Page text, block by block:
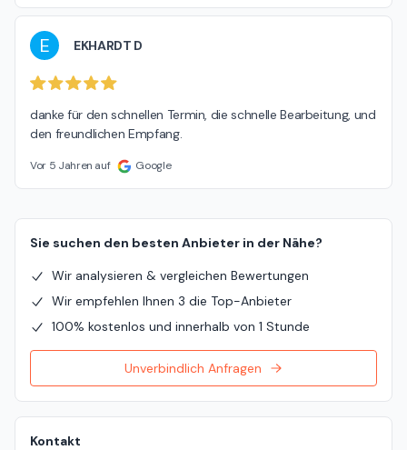
E EKHARDT D
danke für den schnellen Termin, die schnelle Bearbeitung, und
den freundlichen Empfang.
Vor 5 Jahren auf Google
Sie suchen den besten Anbieter in der Nähe?
Wir analysieren & vergleichen Bewertungen
Wir empfehlen Ihnen 3 die Top-Anbieter
100% kostenlos und innerhalb von 1 Stunde
Unverbindlich Anfragen
Kontakt